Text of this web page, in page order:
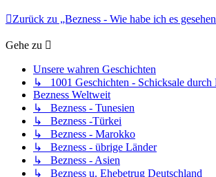
Zurück zu „Bezness - Wie habe ich es
Gehe zu
Unsere wahren Geschichten
↳ 1001 Geschichten - Schicksale durch
Bezness Weltweit
↳ Bezness - Tunesien
↳ Bezness -Türkei
↳ Bezness - Marokko
↳ Bezness - übrige Länder
↳ Bezness - Asien
↳ Bezness u. Ehebetrug Deutschland